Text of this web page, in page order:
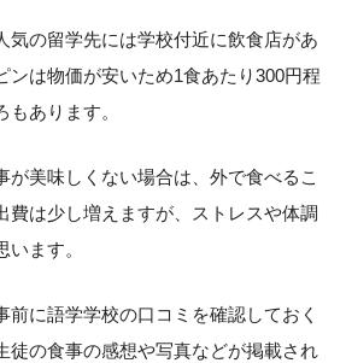
気の留学先には学校付近に飲食店があ
ンは物価が安いため1食あたり300円程
あります。
が美味しくない場合は、外で食べるこ
費は少し増えますが、ストレスや体調
ます。
前に語学学校の口コミを確認しておく
徒の食事の感想や写真などが掲載され